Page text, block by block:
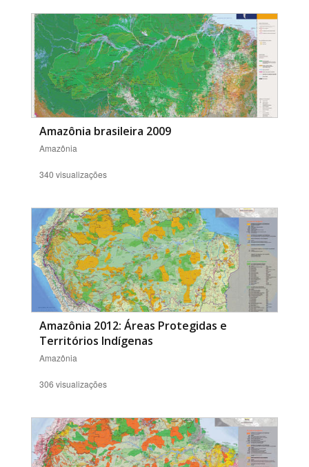
Amazônia brasileira 2009
Amazônia
340 visualizações
Amazônia 2012: Áreas Protegidas e
Territórios Indígenas
Amazônia
306 visualizações